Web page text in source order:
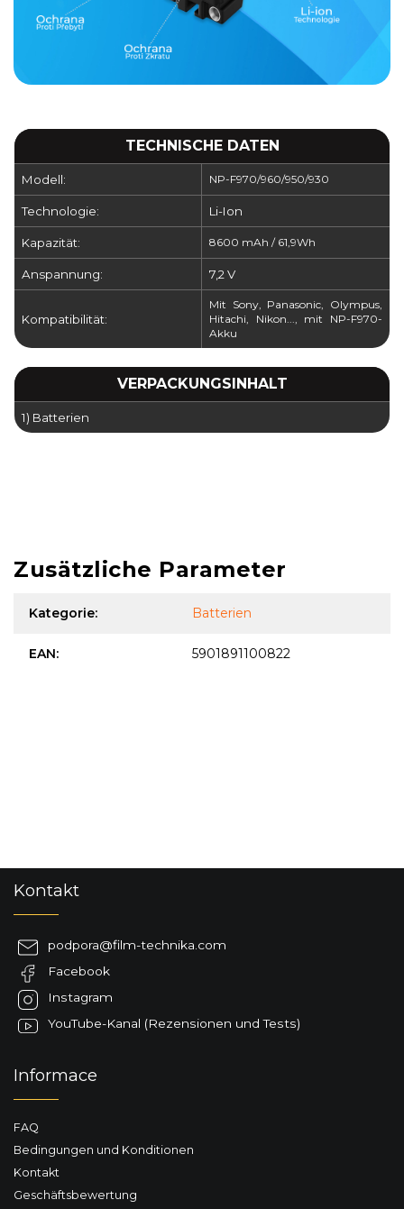
TECHNISCHE DATEN
Modell: NP-F970/960/950/930
Technologie: Li-Ion
Kapazität: 8600 mAh / 61,9Wh
Anspannung: 7,2 V
Kompatibilität:
Mit Sony, Panasonic, Olympus,
Hitachi, Nikon..., mit NP-F970-
Akku
VERPACKUNGSINHALT
1) Batterien
Zusätzliche Parameter
Kategorie: Batterien
EAN: 5901891100822
Kontakt
podpora@film-technika.com
Facebook
Instagram
YouTube-Kanal (Rezensionen und Tests)
Informace
FAQ
Bedingungen und Konditionen
Kontakt
Geschäftsbewertung